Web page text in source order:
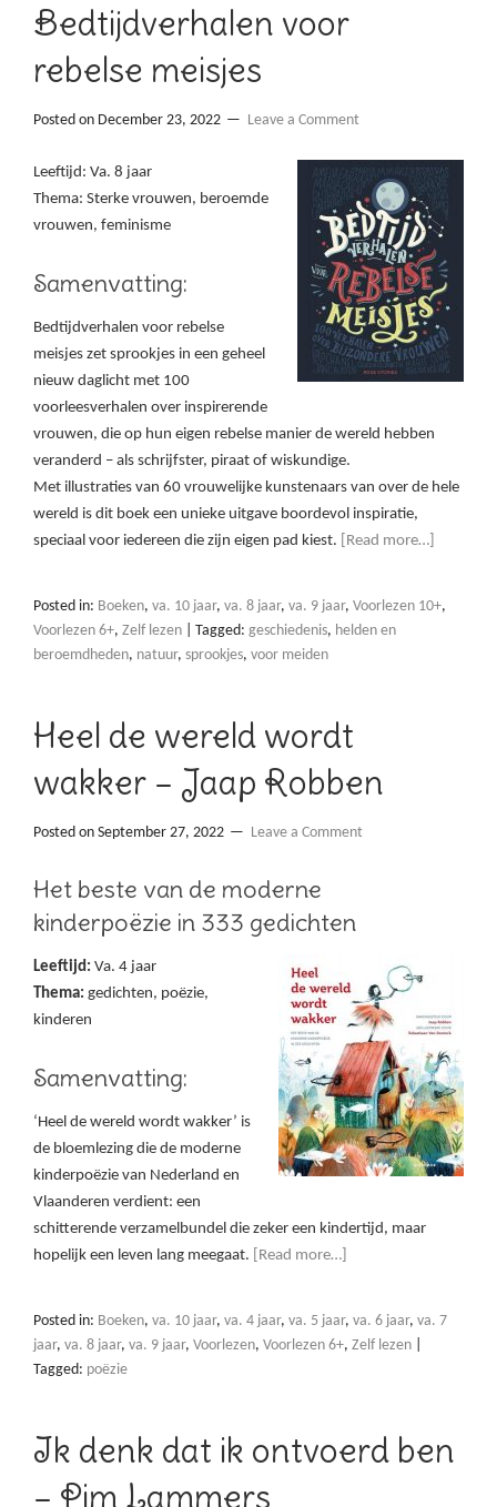
Bedtijdverhalen voor
rebelse meisjes
Posted on December 23, 2022 Leave a Comment
Leeftijd: Va. 8 jaar
Thema: Sterke vrouwen, beroemde
vrouwen, feminisme
Samenvatting:
Bedtijdverhalen voor rebelse
meisjes zet sprookjes in een geheel
nieuw daglicht met 100
voorleesverhalen over inspirerende
vrouwen, die op hun eigen rebelse manier de wereld hebben
veranderd – als schrijfster, piraat of wiskundige.
Met illustraties van 60 vrouwelijke kunstenaars van over de hele
wereld is dit boek een unieke uitgave boordevol inspiratie,
speciaal voor iedereen die zijn eigen pad kiest.
[Read more…]
Posted in: Boeken, va. 10 jaar, va. 8 jaar, va. 9 jaar, Voorlezen 10+,
Voorlezen 6+, Zelf lezen Tagged: geschiedenis, helden en
beroemdheden, natuur, sprookjes, voor meiden
Heel de wereld wordt
wakker – Jaap Robben
Posted on September 27, 2022 Leave a Comment
Het beste van de moderne
kinderpoëzie in 333 gedichten
Leeftijd: Va. 4 jaar
Thema: gedichten, poëzie,
kinderen
Samenvatting:
‘Heel de wereld wordt wakker’ is
de bloemlezing die de moderne
kinderpoëzie van Nederland en
Vlaanderen verdient: een
schitterende verzamelbundel die zeker een kindertijd, maar
hopelijk een leven lang meegaat.
[Read more…]
Posted in: Boeken, va. 10 jaar, va. 4 jaar, va. 5 jaar, va. 6 jaar, va. 7
jaar, va. 8 jaar, va. 9 jaar, Voorlezen, Voorlezen 6+, Zelf lezen
Tagged: poëzie
Ik denk dat ik ontvoerd ben
– Pim Lammers